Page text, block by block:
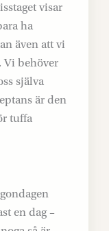
visar
ha
även att vi
Vi behöver
själva
är den
tuffa
en dag –